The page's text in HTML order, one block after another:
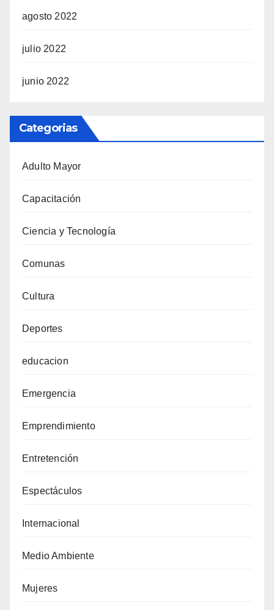
agosto 2022
julio 2022
junio 2022
Categorias
Adulto Mayor
Capacitación
Ciencia y Tecnología
Comunas
Cultura
Deportes
educacion
Emergencia
Emprendimiento
Entretención
Espectáculos
Internacional
Medio Ambiente
Mujeres